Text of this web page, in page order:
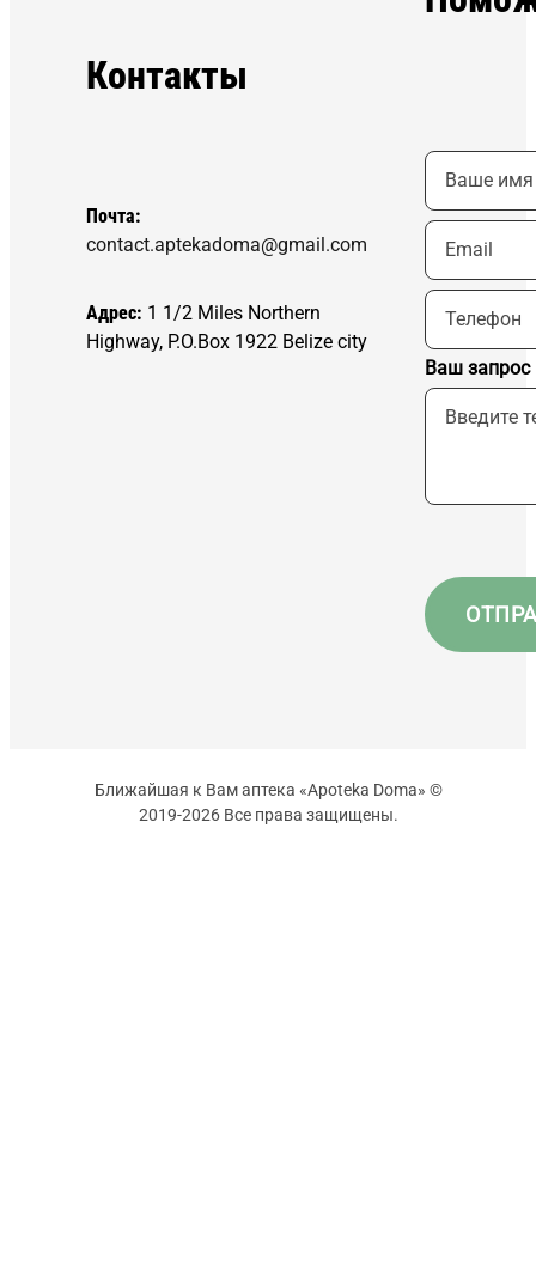
Контакты
Почта:
contact.aptekadoma@gmail.com
Адрес: 1 1/2 Miles Northern
Highway, P.O.Box 1922 Belize city
Ваш запрос
Ближайшая к Вам аптека «Apoteka Doma» ©
2019-2026 Все права защищены.